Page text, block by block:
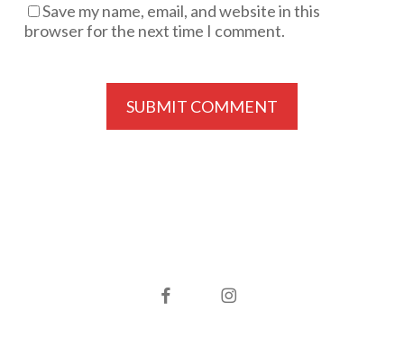
Save my name, email, and website in this
browser for the next time I comment.